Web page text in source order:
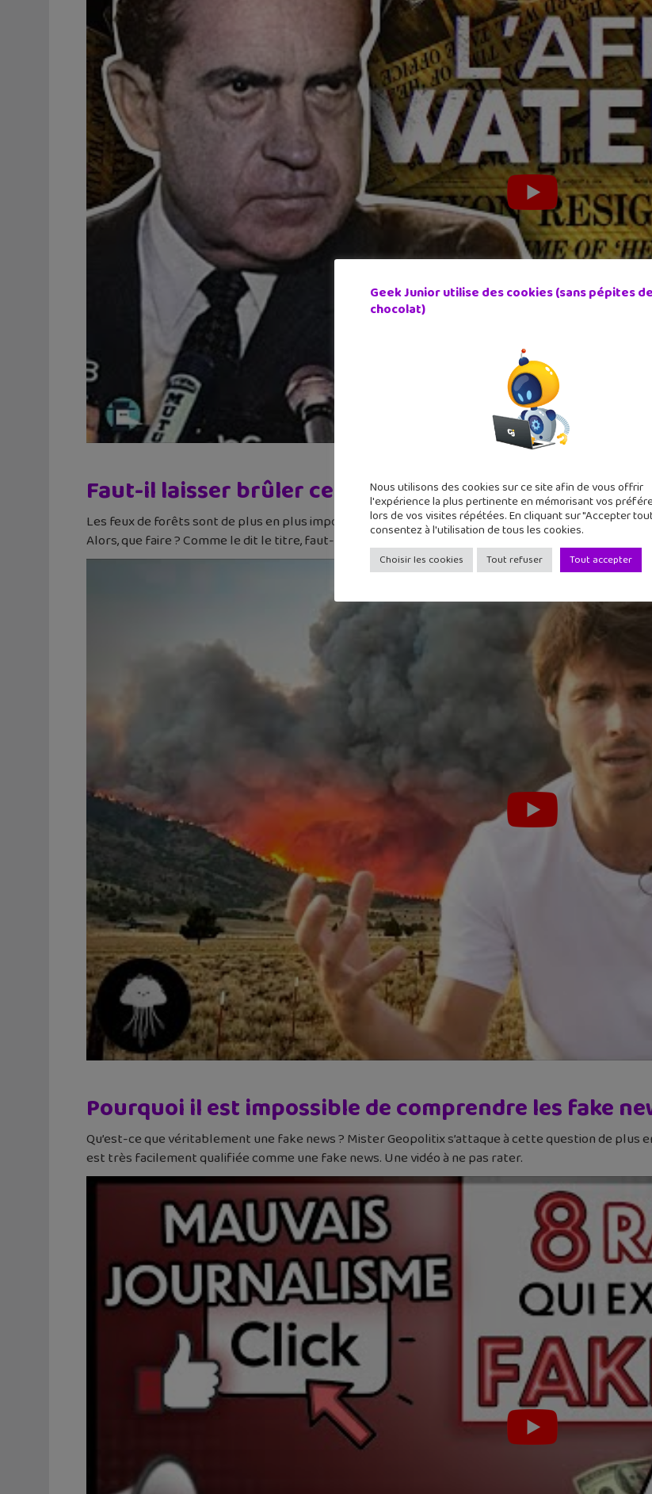
Faut-il laisser brûler ces forêts ? – Dirty Biology
Les feux de forêts sont de plus en plus importantes et nombreux. Leo est parti en Australie, à
Alors, que faire ? Comme le dit le titre, faut-il laisser brûler ces forêts ?
Pourquoi il est impossible de comprendre les fake
Qu’est-ce que véritablement une fake news ? Mister Geopolitix s’attaque à cette question de
est très facilement qualifiée comme une fake news. Une vidéo à ne pas rater.
Geek Junior utilise des cookies (sans pépites de
chocolat)
Nous utilisons des cookies sur ce site afin de vous offrir
l'expérience la plus pertinente en mémorisant vos
lors de vos visites répétées. En cliquant sur "Accepter
consentez à l'utilisation de tous les cookies.
Choisir les cookies Tout refuser Tout accepter